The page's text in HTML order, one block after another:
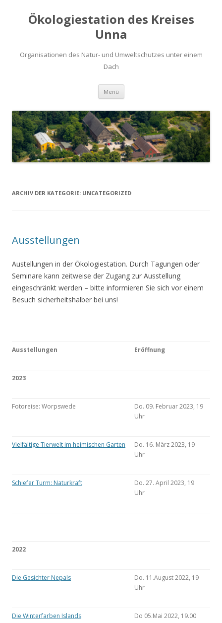
Ökologiestation des Kreises
Unna
Organisationen des Natur- und Umweltschutzes unter einem
Dach
Menü Zum
springen
ARCHIV DER KATEGORIE: UNCATEGORIZED
Ausstellungen
Austellungen in der Ökologiestation. Durch Tagungen oder
Seminare kann zeitweise der Zugang zur Ausstellung
eingeschränkt werden – bitte informieren Sie sich vor einem
Besuch sicherheitshalber bei uns!
Ausstellungen Eröffnung
2023
Fotoreise: Worpswede
Do. 09. Februar 2023, 19
Uhr
Vielfältige Tierwelt im heimischen Garten
Do. 16. März 2023, 19
Uhr
Schiefer Turm: Naturkraft
Do. 27. April 2023, 19
Uhr
2022
Die Gesichter Nepals
Do. 11.August 2022, 19
Uhr
Die Winterfarben Islands
Do 05.Mai 2022, 19.00